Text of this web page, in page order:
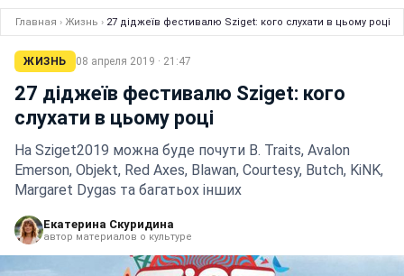
Главная › Жизнь › 27 діджеїв фестивалю Sziget: кого слухати в цьому році
ЖИЗНЬ 08 апреля 2019 · 21:47
27 діджеїв фестивалю Sziget: кого
слухати в цьому році
На Sziget2019 можна буде почути B. Traits, Avalon
Emerson, Objekt, Red Axes, Blawan, Courtesy, Butch, KiNK,
Margaret Dygas та багатьох інших
Екатерина Скуридина
автор материалов о культуре